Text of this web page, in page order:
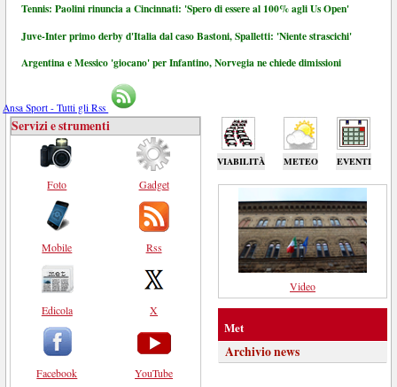
Tennis: Paolini rinuncia a Cincinnati: 'Spero di essere al 100% agli Us Open'
Juve-Inter primo derby d'Italia dal caso Bastoni, Spalletti: 'Niente strascichi'
Argentina e Messico 'giocano' per Infantino, Norvegia ne chiede dimissioni
Ansa Sport - Tutti gli Rss
VIABILITÀ METEO EVENTI
Servizi e strumenti
Foto
Mobile
Edicola
Facebook
Gadget
Rss
X
YouTube
Video
Met
Archivio news